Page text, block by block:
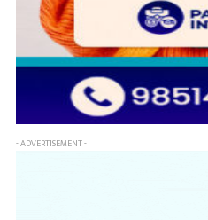
- ADVERTISEMENT -